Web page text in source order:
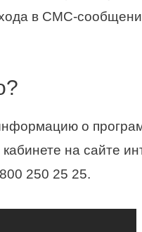
в СМС-
о
на сайте
250 25 25.